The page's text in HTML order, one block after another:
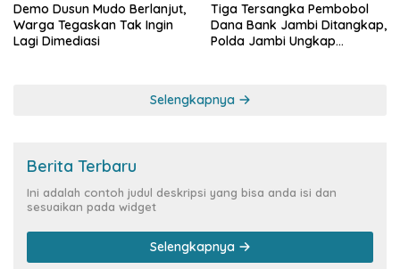
Demo Dusun Mudo Berlanjut,
Warga Tegaskan Tak Ingin
Lagi Dimediasi
Tiga Tersangka Pembobol
Dana Bank Jambi Ditangkap,
Polda Jambi Ungkap
Selengkapnya
Berita Terbaru
Ini adalah contoh judul deskripsi yang bisa anda isi dan
sesuaikan pada widget
Selengkapnya